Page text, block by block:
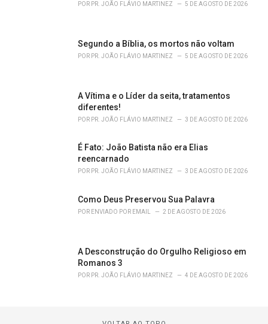
POR PR. JOÃO FLÁVIO MARTINEZ 5 DE AGOSTO DE 2026
Segundo a Bíblia, os mortos não voltam
POR PR. JOÃO FLÁVIO MARTINEZ 5 DE AGOSTO DE 2026
A Vítima e o Líder da seita, tratamentos
diferentes!
POR PR. JOÃO FLÁVIO MARTINEZ 3 DE AGOSTO DE 2026
É Fato: João Batista não era Elias
reencarnado
POR PR. JOÃO FLÁVIO MARTINEZ 3 DE AGOSTO DE 2026
Como Deus Preservou Sua Palavra
POR ENVIADO POR EMAIL 2 DE AGOSTO DE 2026
A Desconstrução do Orgulho Religioso em
Romanos 3
POR PR. JOÃO FLÁVIO MARTINEZ 4 DE AGOSTO DE 2026